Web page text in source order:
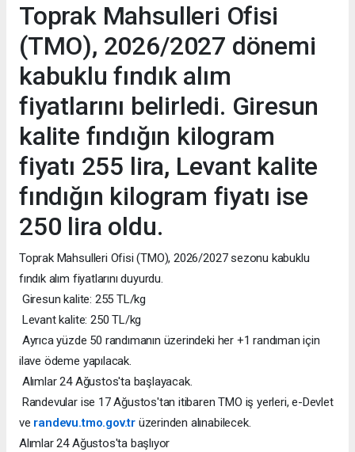
Toprak Mahsulleri Ofisi
(TMO), 2026/2027 dönemi
kabuklu fındık alım
fiyatlarını belirledi. Giresun
kalite fındığın kilogram
fiyatı 255 lira, Levant kalite
fındığın kilogram fiyatı ise
250 lira oldu.
Toprak Mahsulleri Ofisi (TMO), 2026/2027 sezonu kabuklu
fındık alım fiyatlarını duyurdu.
Giresun kalite: 255 TL/kg
Levant kalite: 250 TL/kg
Ayrıca yüzde 50 randımanın üzerindeki her +1 randıman için
ilave ödeme yapılacak.
Alımlar 24 Ağustos'ta başlayacak.
Randevular ise 17 Ağustos'tan itibaren TMO iş yerleri, e-Devlet
ve randevu.tmo.gov.trüzerinden alınabilecek.
Alımlar 24 Ağustos'ta başlıyor